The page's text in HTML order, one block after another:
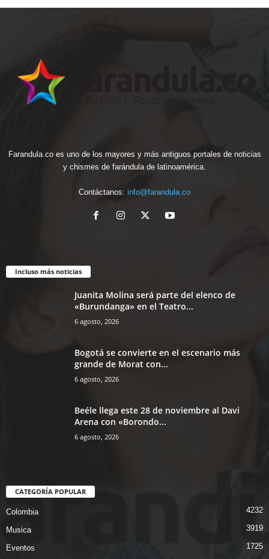
Farandula.co es uno de los mayores y más antiguos portales de noticias
y chismes de farándula de latinoamérica.
Contáctanos: info@farandula.co
Incluso más noticias
Juanita Molina será parte del elenco de
«Burundanga» en el Teatro...
6 agosto, 2026
Bogotá se convierte en el escenario más
grande de Morat con...
6 agosto, 2026
Beéle llega este 28 de noviembre al Davi
Arena con «Borondo...
6 agosto, 2026
CATEGORÍA POPULAR
Colombia 4232
Musica 3919
Eventos 1725